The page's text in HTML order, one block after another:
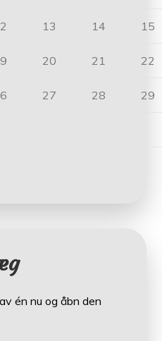
13 14 15
20 21 22
27 28 29
én nu og åbn den